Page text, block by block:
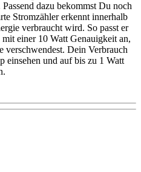
dazu bekommst Du noch
Stromzähler erkennt innerhalb
verbraucht wird. So passt er
einer 10 Watt Genauigkeit an,
Dein Verbrauch
einsehen und auf bis zu 1 Watt